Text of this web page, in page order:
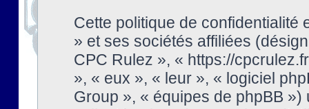
Cette politique de confidentialité
» et ses sociétés affiliées
CPC Rulez », « https://
», « eux », « leur », « logiciel
Group », « équipes de phpBB